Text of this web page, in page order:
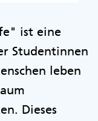
ist eine
Studentinnen
leben
Dieses